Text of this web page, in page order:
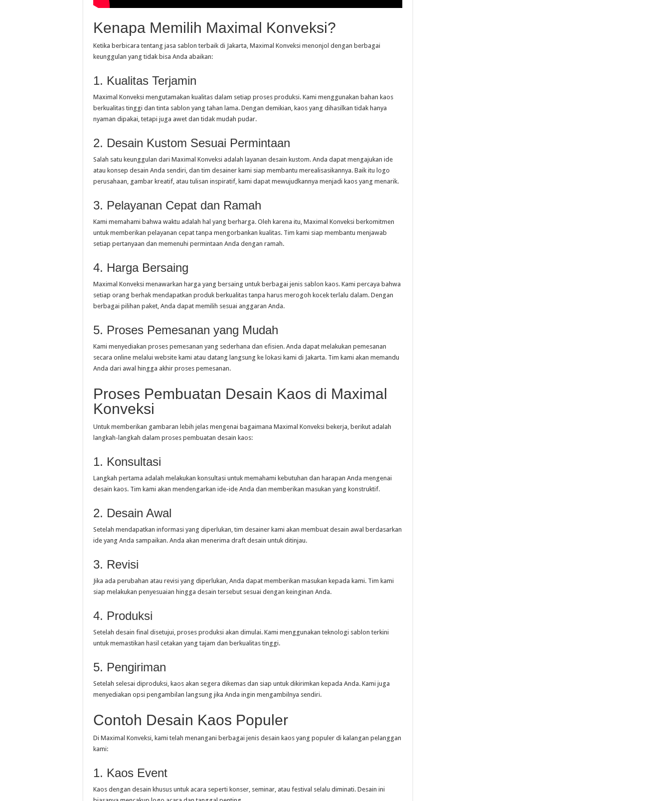
Kenapa Memilih Maximal Konveksi?
Ketika berbicara tentang jasa sablon terbaik di Jakarta, Maximal Konveksi menonjol dengan berbagai
keunggulan yang tidak bisa Anda abaikan:
1. Kualitas Terjamin
Maximal Konveksi mengutamakan kualitas dalam setiap proses produksi. Kami menggunakan bahan kaos
berkualitas tinggi dan tinta sablon yang tahan lama. Dengan demikian, kaos yang dihasilkan tidak hanya
nyaman dipakai, tetapi juga awet dan tidak mudah pudar.
2. Desain Kustom Sesuai Permintaan
Salah satu keunggulan dari Maximal Konveksi adalah layanan desain kustom. Anda dapat mengajukan ide
atau konsep desain Anda sendiri, dan tim desainer kami siap membantu merealisasikannya. Baik itu logo
perusahaan, gambar kreatif, atau tulisan inspiratif, kami dapat mewujudkannya menjadi kaos yang menarik.
3. Pelayanan Cepat dan Ramah
Kami memahami bahwa waktu adalah hal yang berharga. Oleh karena itu, Maximal Konveksi berkomitmen
untuk memberikan pelayanan cepat tanpa mengorbankan kualitas. Tim kami siap membantu menjawab
setiap pertanyaan dan memenuhi permintaan Anda dengan ramah.
4. Harga Bersaing
Maximal Konveksi menawarkan harga yang bersaing untuk berbagai jenis sablon kaos. Kami percaya bahwa
setiap orang berhak mendapatkan produk berkualitas tanpa harus merogoh kocek terlalu dalam. Dengan
berbagai pilihan paket, Anda dapat memilih sesuai anggaran Anda.
5. Proses Pemesanan yang Mudah
Kami menyediakan proses pemesanan yang sederhana dan efisien. Anda dapat melakukan pemesanan
secara online melalui website kami atau datang langsung ke lokasi kami di Jakarta. Tim kami akan memandu
Anda dari awal hingga akhir proses pemesanan.
Proses Pembuatan Desain Kaos di Maximal
Konveksi
Untuk memberikan gambaran lebih jelas mengenai bagaimana Maximal Konveksi bekerja, berikut adalah
langkah-langkah dalam proses pembuatan desain kaos:
1. Konsultasi
Langkah pertama adalah melakukan konsultasi untuk memahami kebutuhan dan harapan Anda mengenai
desain kaos. Tim kami akan mendengarkan ide-ide Anda dan memberikan masukan yang konstruktif.
2. Desain Awal
Setelah mendapatkan informasi yang diperlukan, tim desainer kami akan membuat desain awal berdasarkan
ide yang Anda sampaikan. Anda akan menerima draft desain untuk ditinjau.
3. Revisi
Jika ada perubahan atau revisi yang diperlukan, Anda dapat memberikan masukan kepada kami. Tim kami
siap melakukan penyesuaian hingga desain tersebut sesuai dengan keinginan Anda.
4. Produksi
Setelah desain final disetujui, proses produksi akan dimulai. Kami menggunakan teknologi sablon terkini
untuk memastikan hasil cetakan yang tajam dan berkualitas tinggi.
5. Pengiriman
Setelah selesai diproduksi, kaos akan segera dikemas dan siap untuk dikirimkan kepada Anda. Kami juga
menyediakan opsi pengambilan langsung jika Anda ingin mengambilnya sendiri.
Contoh Desain Kaos Populer
Di Maximal Konveksi, kami telah menangani berbagai jenis desain kaos yang populer di kalangan pelanggan
kami:
1. Kaos Event
Kaos dengan desain khusus untuk acara seperti konser, seminar, atau festival selalu diminati. Desain ini